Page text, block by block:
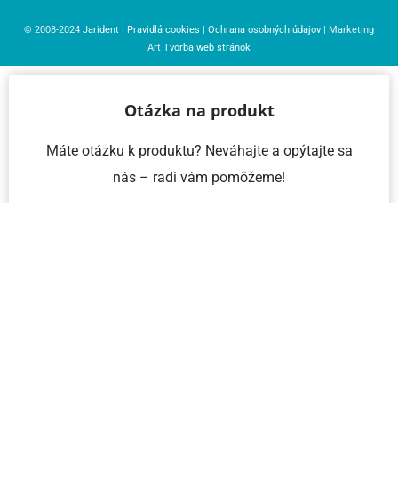
© 2008-2024 Jarident | Pravidlá cookies | Ochrana osobných údajov | Marketing
Art Tvorba web stránok
Otázka na produkt
Máte otázku k produktu? Neváhajte a opýtajte sa
nás – radi vám pomôžeme!